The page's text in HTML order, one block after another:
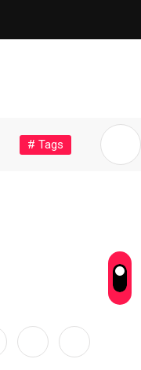
# Tags